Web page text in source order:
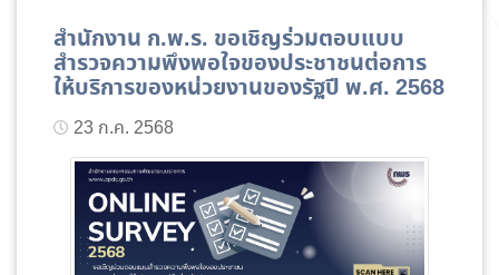
สำนักงาน ก.พ.ร. ขอเชิญร่วมตอบแบบ
สำรวจความพึงพอใจของประชาชนต่อการ
ให้บริการของหน่วยงานของรัฐปี พ.ศ. 2568
23 ก.ค. 2568